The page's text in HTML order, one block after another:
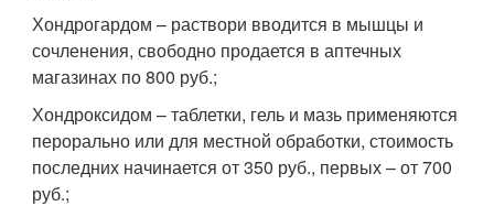
Хондрогардом – раствори вводится в мышцы и
сочленения, свободно продается в аптечных
магазинах по 800 руб.;
Хондроксидом – таблетки, гель и мазь применяются
перорально или для местной обработки, стоимость
последних начинается от 350 руб., первых – от 700
руб.;